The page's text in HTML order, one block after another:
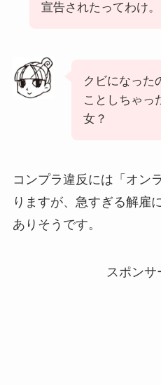
宣告されたってわけ。
クビになった
ことしちゃっ
女？
コンプラ違反には「オン
りますが、急すぎる解雇
ありそうです。
スポンサ